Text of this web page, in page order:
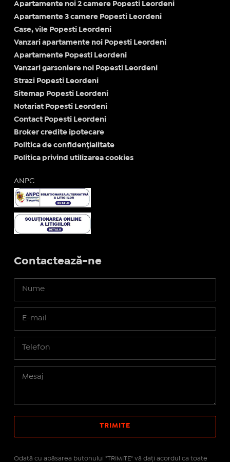
Apartamente noi 2 camere Popesti Leordeni
Apartamente 3 camere Popesti Leordeni
Case, vile Popesti Leordeni
Vanzari apartamente noi Popesti Leordeni
Apartamente Popesti Leordeni
Vanzari garsoniere noi Popesti Leordeni
Strazi Popesti Leordeni
Sitemap Popesti Leordeni
Notariat Popesti Leordeni
Contact Popesti Leordeni
Broker credite ipotecare
Politica de confidențialitate
Politica privind utilizarea cookies
ANPC
Contactează-ne
Odată cu apăsarea butonului "TRIMITE" vă daţi acordul ca toate